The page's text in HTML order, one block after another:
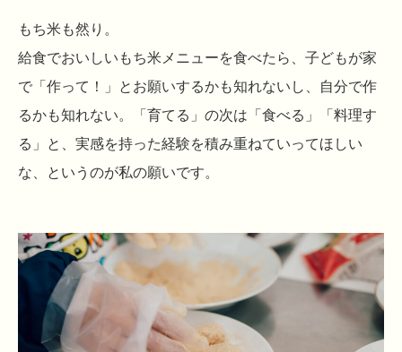
もち米も然り。
給食でおいしいもち米メニューを食べたら、子どもが家
で「作って！」とお願いするかも知れないし、自分で作
るかも知れない。「育てる」の次は「食べる」「料理す
る」と、実感を持った経験を積み重ねていってほしい
な、というのが私の願いです。